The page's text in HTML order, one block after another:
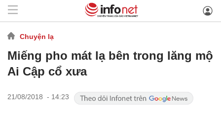
Chuyện lạ
Miếng pho mát lạ bên trong lăng mộ
Ai Cập cổ xưa
21/08/2018 - 14:23